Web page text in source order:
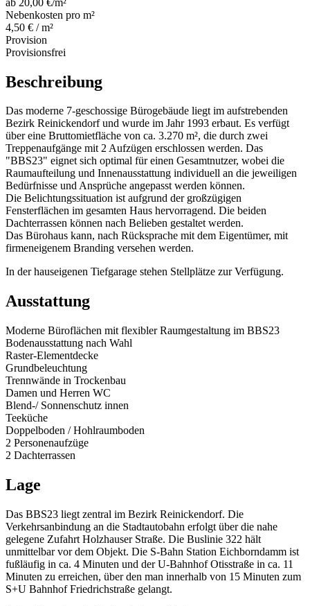
Nebenkosten pro m²
4,50 € / m²
Provision
Provisionsfrei
Beschreibung
Das moderne 7-geschossige Bürogebäude liegt im aufstrebenden
Bezirk Reinickendorf und wurde im Jahr 1993 erbaut. Es verfügt
über eine Bruttomietfläche von ca. 3.270 m², die durch zwei
Treppenaufgänge mit 2 Aufzügen erschlossen werden. Das
"BBS23" eignet sich optimal für einen Gesamtnutzer, wobei die
Raumaufteilung und Innenausstattung individuell an die jeweiligen
Bedürfnisse und Ansprüche angepasst werden können.
Die Belichtungssituation ist aufgrund der großzügigen
Fensterflächen im gesamten Haus hervorragend. Die beiden
Dachterrassen können nach Belieben gestaltet werden.
Das Bürohaus kann, nach Rücksprache mit dem Eigentümer, mit
firmeneigenem Branding versehen werden.
In der hauseigenen Tiefgarage stehen Stellplätze zur Verfügung.
Ausstattung
Moderne Büroflächen mit flexibler Raumgestaltung im BBS23
Bodenausstattung nach Wahl
Raster-Elementdecke
Grundbeleuchtung
Trennwände in Trockenbau
Damen und Herren WC
Blend-/ Sonnenschutz innen
Teeküche
Doppelboden / Hohlraumboden
2 Personenaufzüge
2 Dachterrassen
Lage
Das BBS23 liegt zentral im Bezirk Reinickendorf. Die
Verkehrsanbindung an die Stadtautobahn erfolgt über die nahe
gelegene Zufahrt Holzhauser Straße. Die Buslinie 322 hält
unmittelbar vor dem Objekt. Die S-Bahn Station Eichborndamm ist
fußläufig in ca. 4 Minuten und der U-Bahnhof Otisstraße in ca. 11
Minuten zu erreichen, über den man innerhalb von 15 Minuten zum
S+U Bahnhof Friedrichstraße gelangt.